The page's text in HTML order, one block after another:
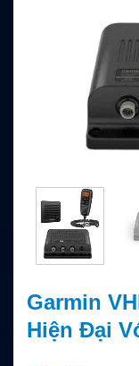
Garmin
Hiện Đại